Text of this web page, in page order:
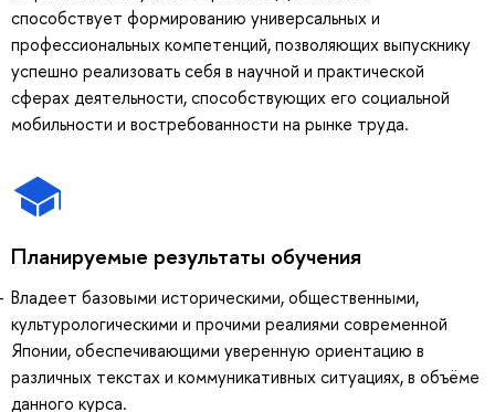
способствует формированию универсальных и
профессиональных компетенций, позволяющих выпускнику
успешно реализовать себя в научной и практической
сферах деятельности, способствующих его социальной
мобильности и востребованности на рынке труда.
Планируемые результаты обучения
Владеет базовыми историческими, общественными,
культурологическими и прочими реалиями современной
Японии, обеспечивающими уверенную ориентацию в
различных текстах и коммуникативных ситуациях, в объёме
данного курса.